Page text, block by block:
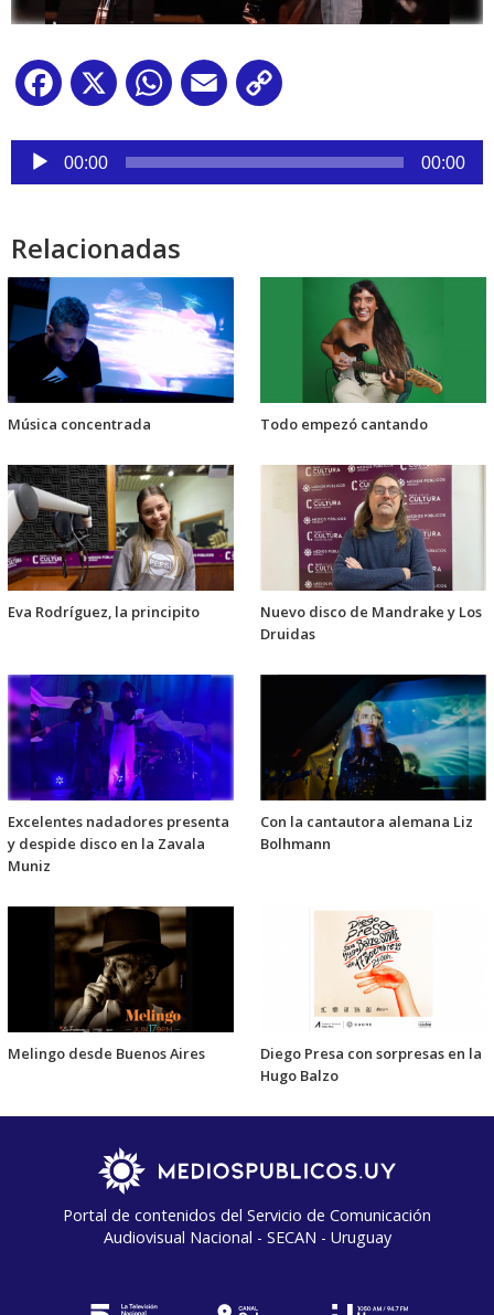
Facebook
X WhatsApp
Email
Reproductor
audio
00:00 00:00
Relacionadas
Música concentrada Todo empezó cantando
Eva Rodríguez, la principito
Nuevo disco de Mandrake y Los
Druidas
Excelentes nadadores presenta
y despide disco en la Zavala
Muniz
Con la cantautora alemana Liz
Bolhmann
Melingo desde Buenos Aires
Diego Presa con sorpresas en la
Hugo Balzo
Portal de contenidos del Servicio de Comunicación
Audiovisual Nacional - SECAN - Uruguay